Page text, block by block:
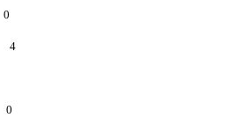
0
4
0